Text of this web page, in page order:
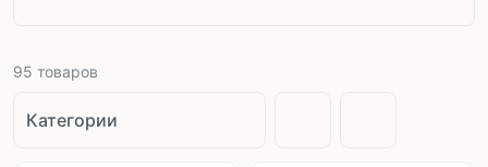
95 товаров
Категории